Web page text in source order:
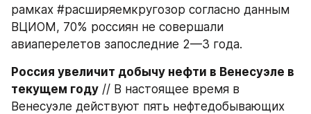
рамках #расширяемкругозор согласно данным
ВЦИОМ, 70% россиян не совершали
авиаперелетов запоследние 2—3 года.
Россия увеличит добычу нефти в Венесуэле в
текущем году // В настоящее время в
Венесуэле действуют пять нефтедобывающих